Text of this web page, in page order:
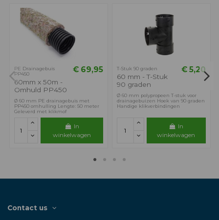
PE Drainagebuis
PP450
60mm x 50m -
Omhuld PP450
€ 69,95
Ø 60 mm PE drainagebuis met
PP450 omhulling Lengte: 50 meter
Geleverd met klikmof
In
winkelwagen
T-Stuk 90 graden
60 mm - T-Stuk
90 graden
€ 5,20
Ø 60 mm polypropeen T-stuk voor
drainagebuizen Hoek van 90 graden
Handige klikverbindingen
In
winkelwagen
Contact us